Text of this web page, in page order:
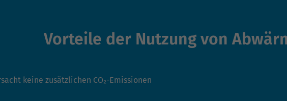
Vorteile der Nutzung von
keine zusätzlichen CO₂-Emissionen